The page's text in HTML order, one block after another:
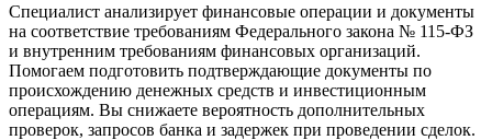
Специалист анализирует финансовые операции и документы
на соответствие требованиям Федерального закона № 115-ФЗ
и внутренним требованиям финансовых организаций.
Помогаем подготовить подтверждающие документы по
происхождению денежных средств и инвестиционным
операциям. Вы снижаете вероятность дополнительных
проверок, запросов банка и задержек при проведении сделок.